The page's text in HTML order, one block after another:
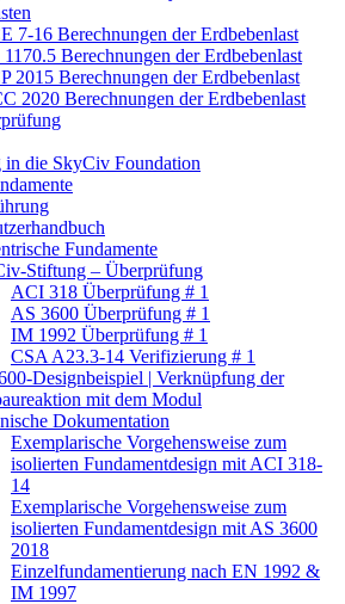
7-16 Berechnungen der Erdbebenlast
Berechnungen der Erdbebenlast
2015 Berechnungen der Erdbebenlast
2020 Berechnungen der Erdbebenlast
in die SkyCiv Foundation
Fundamente
Stiftung – Überprüfung
ACI 318 Überprüfung # 1
AS 3600 Überprüfung # 1
IM 1992 Überprüfung # 1
CSA A23.3-14 Verifizierung # 1
Designbeispiel | Verknüpfung der
mit dem Modul
Dokumentation
Exemplarische Vorgehensweise zum
isolierten Fundamentdesign mit ACI 318-
14
Exemplarische Vorgehensweise zum
isolierten Fundamentdesign mit AS 3600
2018
Einzelfundamentierung nach EN 1992 &
IM 1997